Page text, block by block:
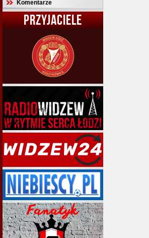
Komentarze
PRZYJACIELE